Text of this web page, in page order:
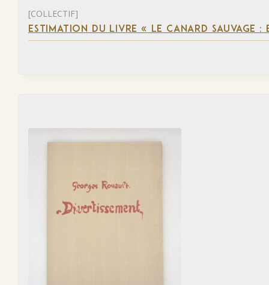
[COLLECTIF]
ESTIMATION DU LIVRE « LE CANARD SAUVAGE :